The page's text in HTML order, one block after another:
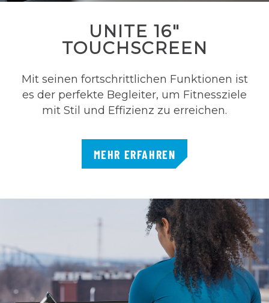
UNITE 16"
TOUCHSCREEN
Mit seinen fortschrittlichen Funktionen ist
es der perfekte Begleiter, um Fitnessziele
mit Stil und Effizienz zu erreichen.
MEHR ERFAHREN